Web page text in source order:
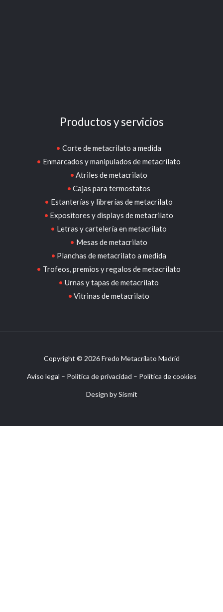
Productos y servicios
Corte de metacrilato a medida
Enmarcados y manipulados de metacrilato
Atriles de metacrilato
Cajas para termostatos
Estanterías y librerías de metacrilato
Expositores y displays de metacrilato
Letras y cartelería en metacrilato
Mesas de metacrilato
Planchas de metacrilato a medida
Trofeos, premios y regalos de metacrilato
Urnas y tapas de metacrilato
Vitrinas de metacrilato
Copyright © 2026 Fredo Metacrilato Madrid
Aviso legal – Política de privacidad – Política de cookies
Design bySismit